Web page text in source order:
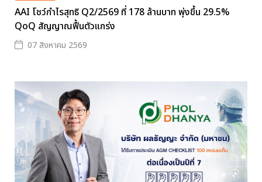
AAI โชว์กำไรสุทธิ Q2/2569 ที่ 178 ล้านบาท พุ่งขึ้น 29.5%
QoQ สัญญาณฟื้นตัวแกร่ง
07 สิงหาคม 2569